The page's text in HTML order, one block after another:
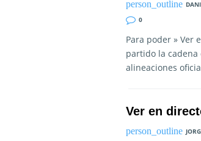
0
Para poder » Ver
partido la cadena
alineaciones
Ver en